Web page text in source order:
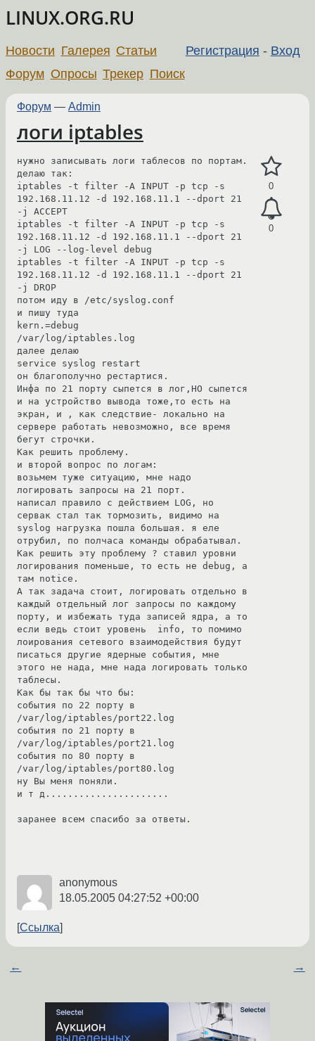
LINUX.ORG.RU
Регистрация - Вход
Новости Галерея Статьи
Форум Опросы Трекер Поиск
Форум — Admin
логи iptables
0
0
нужно записывать логи таблесов по портам.
делаю так:
iptables -t filter -A INPUT -p tcp -s
192.168.11.12 -d 192.168.11.1 --dport 21
-j ACCEPT
iptables -t filter -A INPUT -p tcp -s
192.168.11.12 -d 192.168.11.1 --dport 21
-j LOG --log-level debug
iptables -t filter -A INPUT -p tcp -s
192.168.11.12 -d 192.168.11.1 --dport 21
-j DROP
потом иду в /etc/syslog.conf
и пишу туда
kern.=debug
/var/log/iptables.log
далее делаю
service syslog restart
он благополучно рестартися.
Инфа по 21 порту сыпется в лог,НО сыпется
и на устройство вывода тоже,то есть на
экран, и , как следствие- локально на
сервере работать невозможно, все время
бегут строчки.
Как решить проблему.
и второй вопрос по логам:
возьмем туже ситуацию, мне надо
логировать запросы на 21 порт.
написал правило с действием LOG, но
сервак стал так тормозить, видимо на
syslog нагрузка пошла большая. я еле
отрубил, по полчаса команды обрабатывал.
Как решить эту проблему ? ставил уровни
логирования поменьше, то есть не debug, а
там notice.
А так задача стоит, логировать отдельно в
каждый отдельный лог запросы по каждому
порту, и избежать туда записей ядра, а то
если ведь стоит уровень  info, то помимо
лоирования сетевого взаимодействия будут
писаться другие ядерные события, мне
этого не нада, мне нада логировать только
таблесы.
Как бы так бы что бы:
события по 22 порту в
/var/log/iptables/port22.log
события по 21 порту в
/var/log/iptables/port21.log
события по 80 порту в
/var/log/iptables/port80.log
ну Вы меня поняли.
и т д......................
заранее всем спасибо за ответы.
anonymous
18.05.2005 04:27:52 +00:00
Ссылка
← →